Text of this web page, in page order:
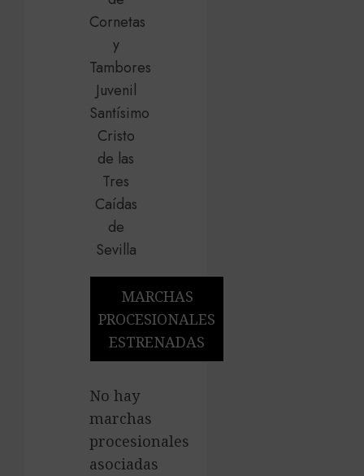
MARCHAS
PROCESIONALES
ESTRENADAS
No hay
marchas
procesionales
asociadas